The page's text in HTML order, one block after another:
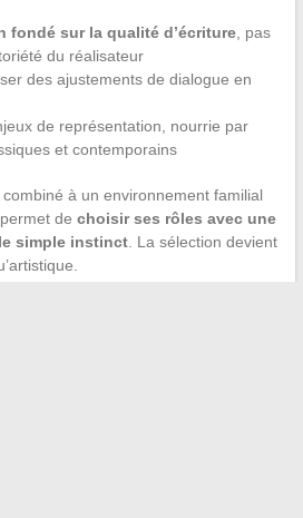
fondé sur la qualité d’écriture, pas
du réalisateur
des ajustements de dialogue en
de représentation, nourrie par
et contemporains
à un environnement familial
de choisir ses rôles avec une
simple instinct. La sélection devient